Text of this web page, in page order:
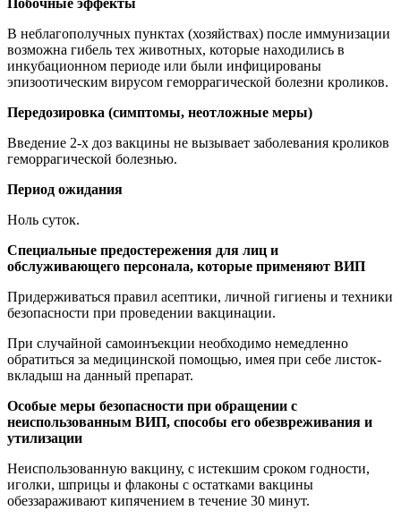
Побочные эффекты
В неблагополучных пунктах (хозяйствах) после иммунизации
возможна гибель тех животных, которые находились в
инкубационном периоде или были инфицированы
эпизоотическим вирусом геморрагической болезни кроликов.
Передозировка (симптомы, неотложные меры)
Введение 2-х доз вакцины не вызывает заболевания кроликов
геморрагической болезнью.
Период ожидания
Ноль суток.
Специальные предостережения для лиц и
обслуживающего персонала, которые применяют ВИП
Придерживаться правил асептики, личной гигиены и техники
безопасности при проведении вакцинации.
При случайной самоинъекции необходимо немедленно
обратиться за медицинской помощью, имея при себе листок-
вкладыш на данный препарат.
Особые меры безопасности при обращении с
неиспользованным ВИП, способы его обезвреживания и
утилизации
Неиспользованную вакцину, с истекшим сроком годности,
иголки, шприцы и флаконы с остатками вакцины
обеззараживают кипячением в течение 30 минут.